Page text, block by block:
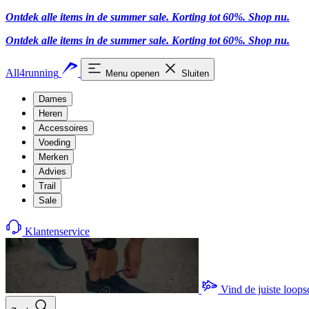
Ontdek alle items in de summer sale. Korting tot 60%. Shop nu.
Ontdek alle items in de summer sale. Korting tot 60%. Shop nu.
All4running Menu openen Sluiten
Dames
Heren
Accessoires
Voeding
Merken
Advies
Trail
Sale
Klantenservice
Vind de juiste